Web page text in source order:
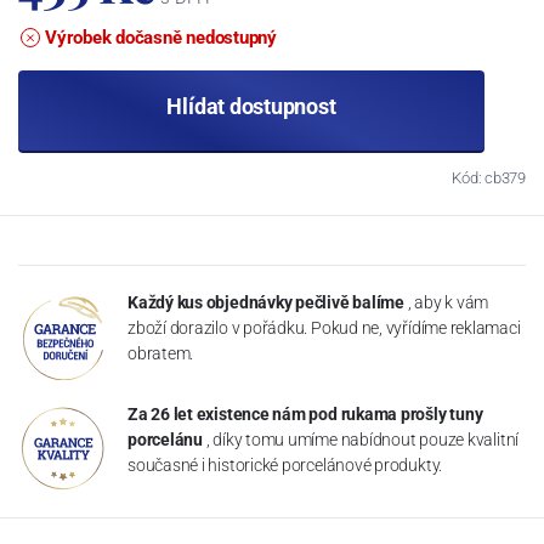
Výrobek dočasně nedostupný
Hlídat dostupnost
Kód: cb379
Každý kus objednávky pečlivě balíme , aby k vám
zboží dorazilo v pořádku. Pokud ne, vyřídíme reklamaci
obratem.
Za 26 let existence nám pod rukama prošly tuny
porcelánu , díky tomu umíme nabídnout pouze kvalitní
současné i historické porcelánové produkty.